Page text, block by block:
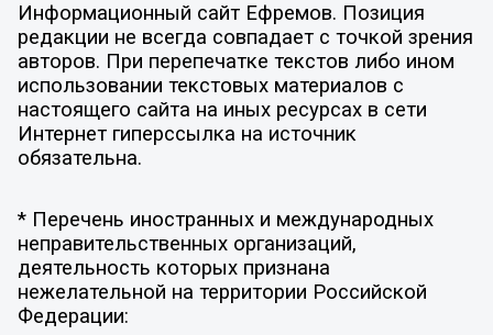
Информационный сайт Ефремов. Позиция
редакции не всегда совпадает с точкой зрения
авторов. При перепечатке текстов либо ином
использовании текстовых материалов с
настоящего сайта на иных ресурсах в сети
Интернет гиперссылка на источник
обязательна.
* Перечень иностранных и международных
неправительственных организаций,
деятельность которых признана
нежелательной на территории Российской
Федерации: